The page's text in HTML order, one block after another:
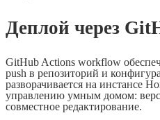
Деплой через
GitHub Actions workflow
push в репозиторий и
разворачивается на инстансе
управлению умным домом:
совместное редактирование.